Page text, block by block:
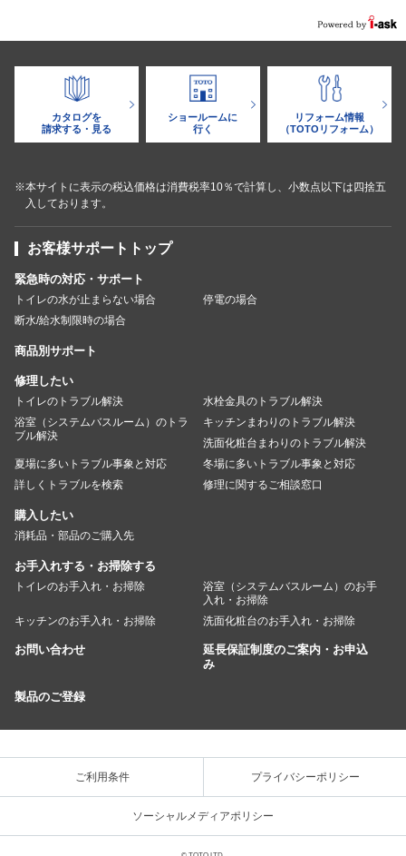
カタログを
請求する・見る
ショールームに
行く
リフォーム情報
（TOTOリフォーム）
※本サイトに表示の税込価格は消費税率10％で計算し、小数点以下は四捨五
入しております。
お客様サポートトップ
緊急時の対応・サポート
トイレの水が止まらない場合
停電の場合
断水/給水制限時の場合
商品別サポート
修理したい
トイレのトラブル解決
水栓金具のトラブル解決
浴室（システムバスルーム）のトラ
ブル解決
キッチンまわりのトラブル解決
洗面化粧台まわりのトラブル解決
夏場に多いトラブル事象と対応
冬場に多いトラブル事象と対応
詳しくトラブルを検索
修理に関するご相談窓口
購入したい
消耗品・部品のご購入先
お手入れする・お掃除する
トイレのお手入れ・お掃除
浴室（システムバスルーム）のお手
入れ・お掃除
キッチンのお手入れ・お掃除
洗面化粧台のお手入れ・お掃除
お問い合わせ
延長保証制度のご案内・お申込
み
製品のご登録
ご利用条件 プライバシーポリシー
ソーシャルメディアポリシー